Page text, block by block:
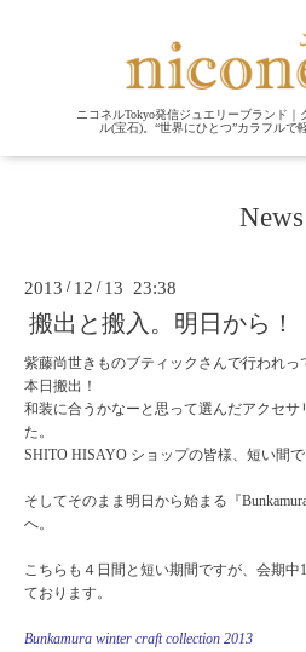
ニコネルTokyo発信ジュエリーブランド
ル(宝石)。“世界にひとつ”カラフルで
News
2013 / 12 / 13 23:38
搬出と搬入。明日から！
紫藤尚世きものブティックさんで行われっ
本日搬出！
和装に合うかなーと思って選んだアクセサ
た。
SHITO HISAYO ショップの皆様、短い間
そしてそのまま明日から始まる『
へ。
こちらも４日間と短い期間ですが、会期中
ております。
Bunkamura winter craft collection 2013